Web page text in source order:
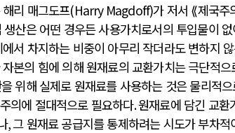
리 매그도프(Harry Magdoff)가 저서 ⟪제국주
생산은 어떤 경우든 사용가치로서의 투입물이
서 차지하는 비중이 아무리 작더라도 변하지
본의 힘에 의해 원재료의 교환가치는 극단적
위해 실제로 원재료를 사용하는 것은 물리적
의에 절대적으로 필요하다.원재료에 담긴 교환
,그 원재료 공급지를 통제하려는 시도가 부차